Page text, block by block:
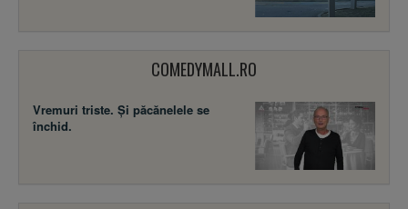
COMEDYMALL.RO
Vremuri triste. Şi păcănelele se
închid.